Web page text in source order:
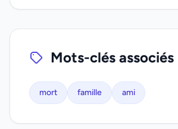
Mots-clés associés
mort famille ami